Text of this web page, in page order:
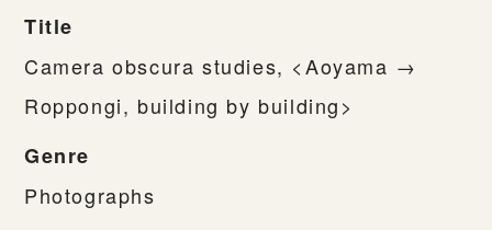
Title
Camera obscura studies, <Aoyama →
Roppongi, building by building>
Genre
Photographs